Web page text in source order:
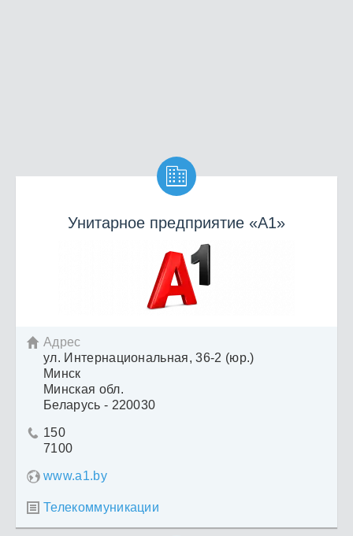

Унитарное предприятие «А1»
 Адрес
ул. Интернациональная, 36-2 (юр.)
Минск
Минская обл.
Беларусь - 220030
 150
7100
www.a1.by
 Телекоммуникации